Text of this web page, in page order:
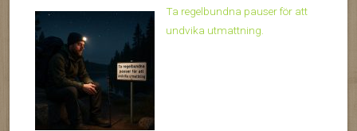
Ta regelbundna pauser för att
undvika utmattning.